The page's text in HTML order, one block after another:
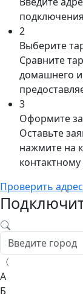
2
Выберите
Сравните
домашнего
3
Оформите
Оставьте
нажмите на
Проверить адрес
〈
А
Б